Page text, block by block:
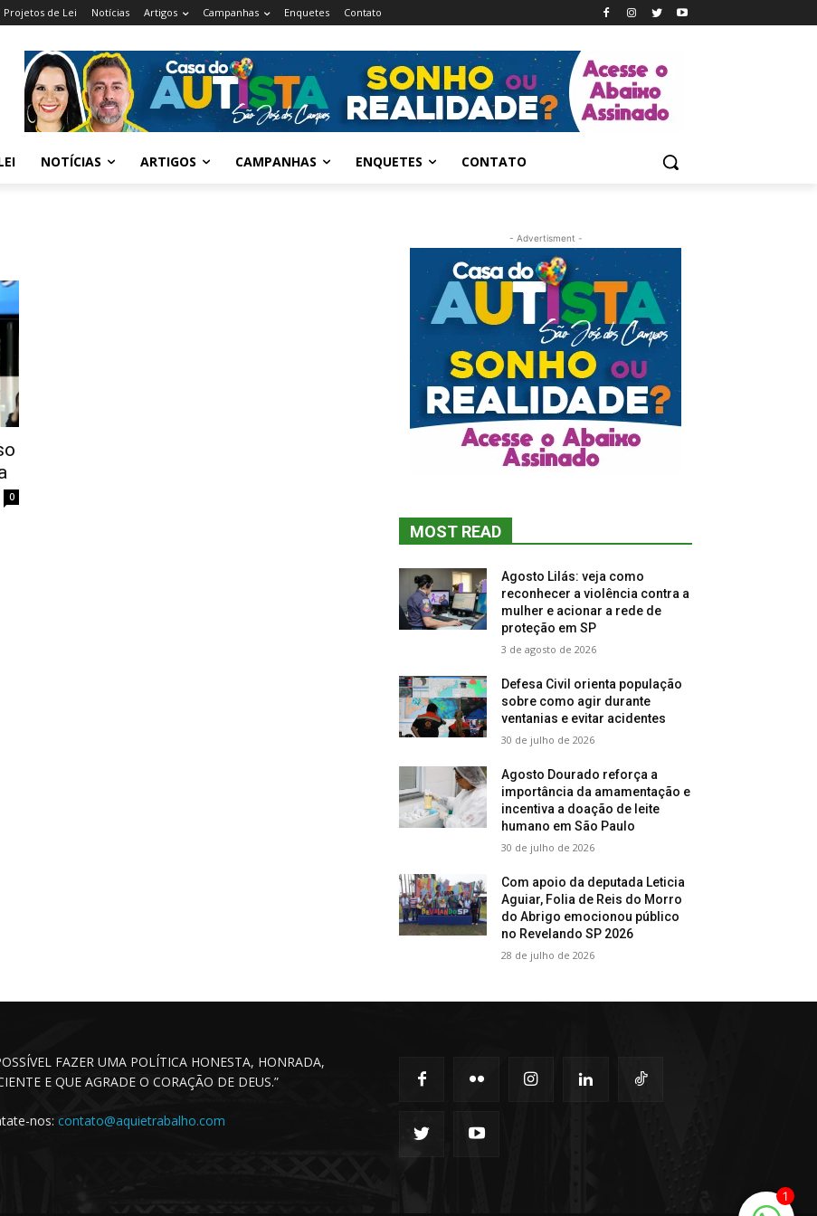
Projetos de Lei Notícias Artigos Campanhas Enquetes Contato
NOTÍCIAS ARTIGOS CAMPANHAS ENQUETES CONTATO
0
- Advertisment -
MOST READ
Agosto Lilás: veja como
reconhecer a violência contra a
mulher e acionar a rede de
proteção em SP
3 de agosto de 2026
Defesa Civil orienta população
sobre como agir durante
ventanias e evitar acidentes
30 de julho de 2026
Agosto Dourado reforça a
importância da amamentação e
incentiva a doação de leite
humano em São Paulo
30 de julho de 2026
Com apoio da deputada Leticia
Aguiar, Folia de Reis do Morro
do Abrigo emocionou público
no Revelando SP 2026
28 de julho de 2026
FAZER UMA POLÍTICA HONESTA, HONRADA,
E QUE AGRADE O CORAÇÃO DE DEUS.”
nos: contato@aquietrabalho.com
1